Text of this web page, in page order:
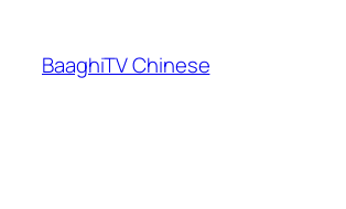
content
BaaghiTV Chinese